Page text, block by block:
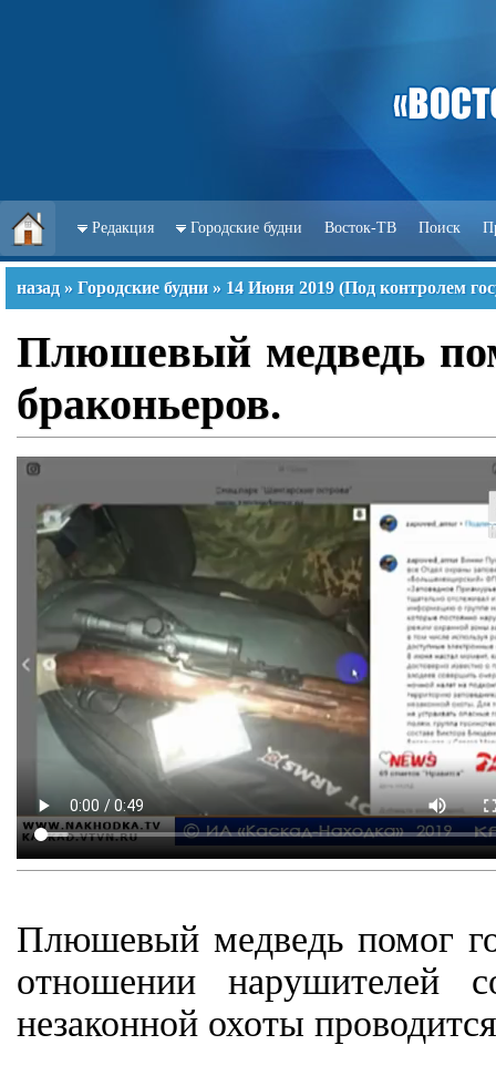
Редакция Городские будни Восток-ТВ Поиск
назад » Городские будни » 14 Июня 2019 (Под контролем
Плюшевый медведь
браконьеров.
Плюшевый медведь помог
отношении нарушителей
незаконной охоты